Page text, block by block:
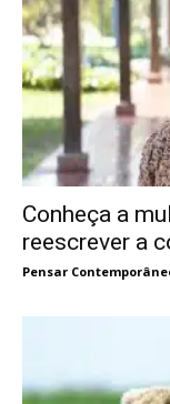
Conheça a
reescrever a
Pensar